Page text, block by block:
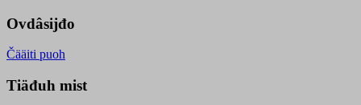
Ovdâsijđo
Čääiti puoh
Tiäđuh mist